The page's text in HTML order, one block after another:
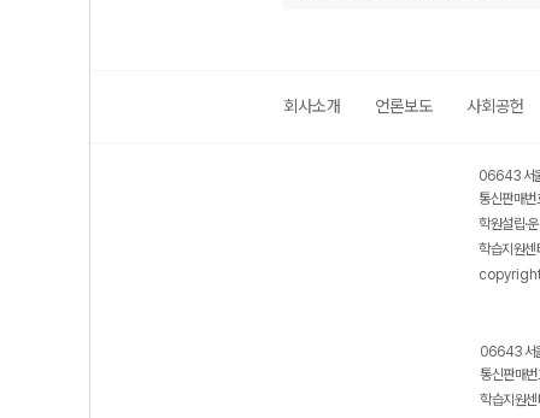
회사소개 언론보도 사회공헌
06643 서
통신판매
학원설립·
학습지원
06643 서
통신판매
학습지원